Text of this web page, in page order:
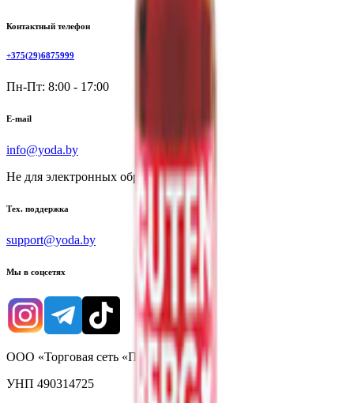
Контактный телефон
+375(29)6875999
Пн-Пт: 8:00 - 17:00
E-mail
info@yoda.by
Не для электронных обращений
Тех. поддержка
support@yoda.by
Мы в соцсетях
ООО «Торговая сеть «Продмир»
УНП 490314725